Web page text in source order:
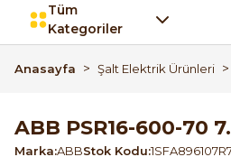
Tüm
Kategoriler
Anasayfa Şalt Elektrik Ürünleri
ABB PSR16-600-70
Marka ABBStok Kodu